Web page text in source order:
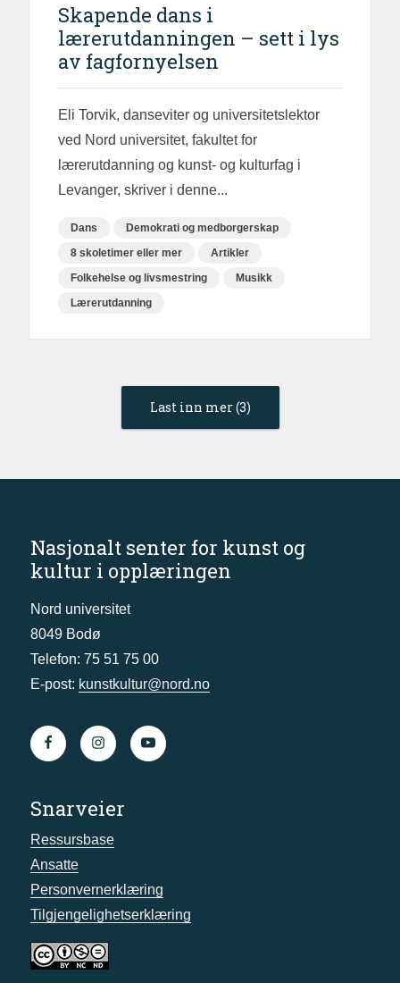
Skapende dans i
lærerutdanningen – sett i lys
av fagfornyelsen
Eli Torvik, danseviter og universitetslektor
ved Nord universitet, fakultet for
lærerutdanning og kunst- og kulturfag i
Levanger, skriver i denne...
Dans
Demokrati og medborgerskap
8 skoletimer eller mer
Artikler
Folkehelse og livsmestring
Musikk
Lærerutdanning
Last inn mer (3)
Nasjonalt senter for kunst og
kultur i opplæringen
Nord universitet
8049 Bodø
Telefon: 75 51 75 00
E-post: kunstkultur@nord.no
Snarveier
Ressursbase
Ansatte
Personvernerklæring
Tilgjengelighetserklæring